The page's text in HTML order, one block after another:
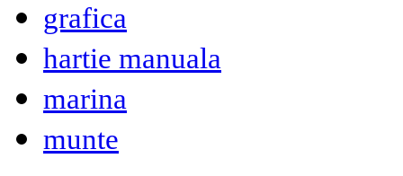
grafica
hartie manuala
marina
munte